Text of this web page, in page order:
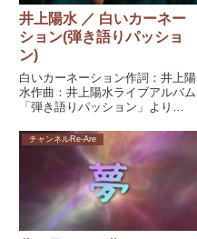
井上陽水 ／ 白いカーネー
ション(弾き語りパッショ
ン)
白いカーネーション作詞：井上陽
水作曲：井上陽水ライブアルバム
「弾き語りパッション」より
富山オーバードホール）＃井上陽
水 #弾き語り #2007 #ライ
ブ #ツアー編集後記弾き語りラ
イブアルバム
チャンネルRe-Are